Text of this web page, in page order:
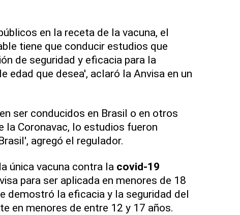
en la receta de la vacuna, el
tiene que conducir estudios que
de seguridad y eficacia para la
edad que desea', aclaró la Anvisa en un
ser conducidos en Brasil o en otros
la Coronavac, lo estudios fueron
agregó el regulador.
única vacuna contra la covid-19
para ser aplicada en menores de 18
demostró la eficacia y la seguridad del
en menores de entre 12 y 17 años.